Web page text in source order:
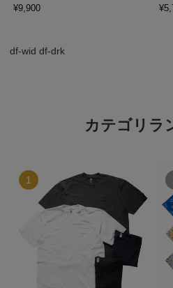
¥9,900
¥
df-wid df-drk
カテゴリラ